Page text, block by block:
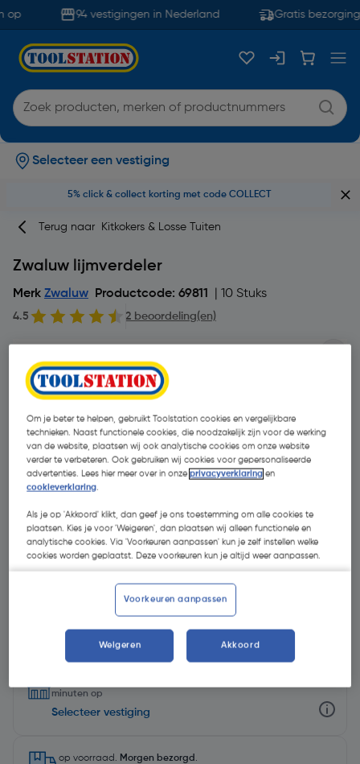
94 vestigingen in Nederland Gratis bezorging
Selecteer een vestiging
5% click & collect korting met code COLLECT
Terug naar Kitkokers & Losse Tuiten
Zwaluw lijmverdeler
Merk Zwaluw Productcode: 69811 | 10 Stuks
4.5 2 beoordeling(en)
| Excl. btw € 11,12
minuten op
Selecteer vestiging
op voorraad. Morgen bezorgd .
Om je beter te helpen, gebruikt Toolstation cookies en vergelijkbare
technieken. Naast functionele cookies, die noodzakelijk zijn voor de werking
van de website, plaatsen wij ook analytische cookies om onze website
verder te verbeteren. Ook gebruiken wij cookies voor gepersonaliseerde
advertenties. Lees hier meer over in onzeprivacyverklaring en
cookieverklaring.
Als je op 'Akkoord' klikt, dan geef je ons toestemming om alle cookies te
plaatsen. Kies je voor 'Weigeren', dan plaatsen wij alleen functionele en
analytische cookies. Via 'Voorkeuren aanpassen' kun je zelf instellen welke
cookies worden geplaatst. Deze voorkeuren kun je altijd weer aanpassen.
Voorkeuren aanpassen
Weigeren Akkoord